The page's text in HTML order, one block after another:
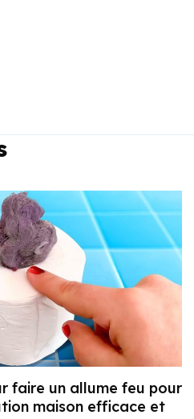
faire un allume feu pour
maison efficace et